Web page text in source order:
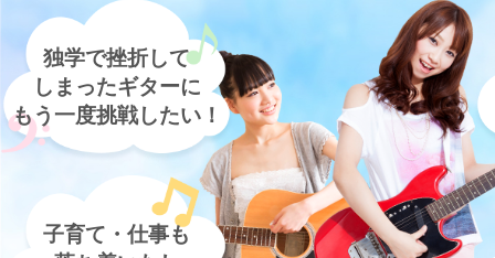
独学で挫折して
しまったギターに
もう一度挑戦したい！
子育て・仕事も